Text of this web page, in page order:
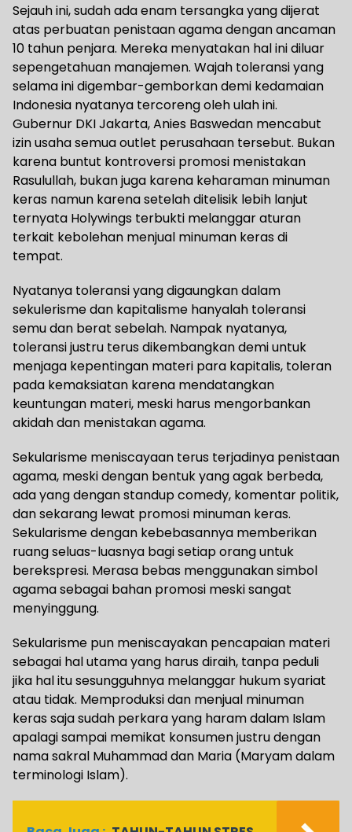
Sejauh ini, sudah ada enam tersangka yang dijerat
atas perbuatan penistaan agama dengan ancaman
10 tahun penjara. Mereka menyatakan hal ini diluar
sepengetahuan manajemen. Wajah toleransi yang
selama ini digembar-gemborkan demi kedamaian
Indonesia nyatanya tercoreng oleh ulah ini.
Gubernur DKI Jakarta, Anies Baswedan mencabut
izin usaha semua outlet perusahaan tersebut. Bukan
karena buntut kontroversi promosi menistakan
Rasulullah, bukan juga karena keharaman minuman
keras namun karena setelah ditelisik lebih lanjut
ternyata Holywings terbukti melanggar aturan
terkait kebolehan menjual minuman keras di
tempat.
Nyatanya toleransi yang digaungkan dalam
sekulerisme dan kapitalisme hanyalah toleransi
semu dan berat sebelah. Nampak nyatanya,
toleransi justru terus dikembangkan demi untuk
menjaga kepentingan materi para kapitalis, toleran
pada kemaksiatan karena mendatangkan
keuntungan materi, meski harus mengorbankan
akidah dan menistakan agama.
Sekularisme meniscayaan terus terjadinya penistaan
agama, meski dengan bentuk yang agak berbeda,
ada yang dengan standup comedy, komentar politik,
dan sekarang lewat promosi minuman keras.
Sekularisme dengan kebebasannya memberikan
ruang seluas-luasnya bagi setiap orang untuk
berekspresi. Merasa bebas menggunakan simbol
agama sebagai bahan promosi meski sangat
menyinggung.
Sekularisme pun meniscayakan pencapaian materi
sebagai hal utama yang harus diraih, tanpa peduli
jika hal itu sesungguhnya melanggar hukum syariat
atau tidak. Memproduksi dan menjual minuman
keras saja sudah perkara yang haram dalam Islam
apalagi sampai memikat konsumen justru dengan
nama sakral Muhammad dan Maria (Maryam dalam
terminologi Islam).